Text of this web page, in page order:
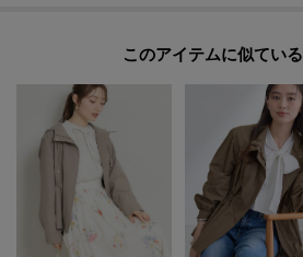
このアイテムに似てい